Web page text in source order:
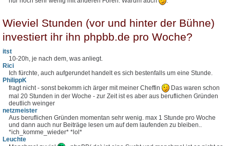
Wieviel Stunden (vor und hinter der Bühne)
investiert ihr ihn phpbb.de pro Woche?
itst
10-20h, je nach dem, was anliegt.
Rici
Ich fürchte, auch aufgerundet handelt es sich bestenfalls um eine Stunde.
PhilippK
fragt nicht - sonst bekomm ich ärger mit meiner Cheffin
Das waren schon
mal 20 Stunden in der Woche - zur Zeit ist es aber aus beruflichen Gründen
deutlich weinger
netzmeister
Aus beruflichen Gründen momentan sehr wenig. max 1 Stunde pro Woche
und dann auch nur Beiträge lesen um auf dem laufenden zu bleiben..
*ich_komme_wieder* *lol*
Leuchte